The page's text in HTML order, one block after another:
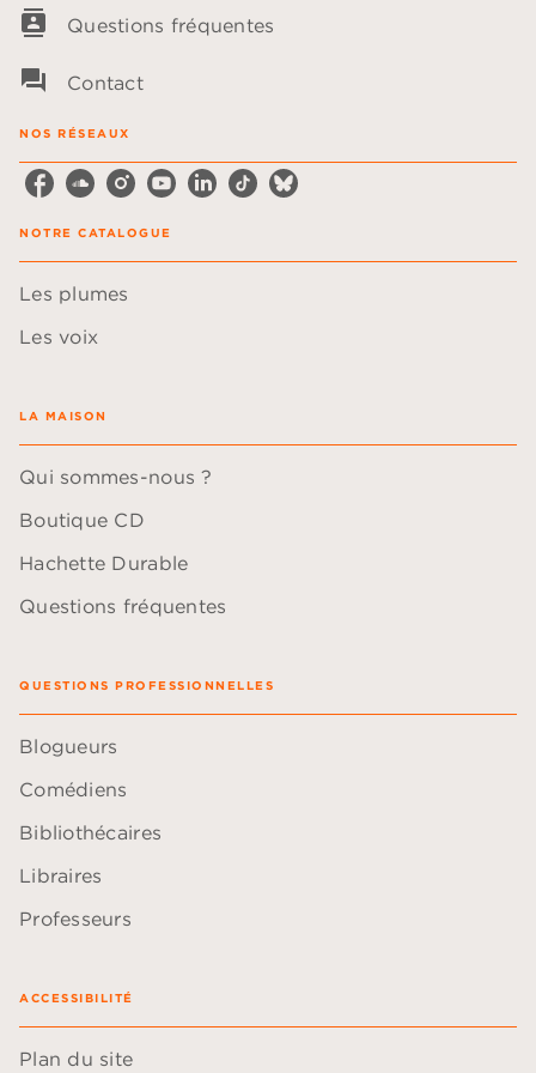
contacts Questions fréquentes
question_answer Contact
NOS RÉSEAUX
NOTRE CATALOGUE
Les plumes
Les voix
LA MAISON
Qui sommes-nous ?
Boutique CD
Hachette Durable
Questions fréquentes
QUESTIONS PROFESSIONNELLES
Blogueurs
Comédiens
Bibliothécaires
Libraires
Professeurs
ACCESSIBILITÉ
Plan du site